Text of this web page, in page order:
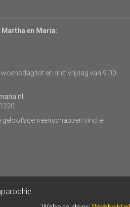
en Maria:
tot en met vrijdag van 9.00
geloofsgemeenschappen vind je